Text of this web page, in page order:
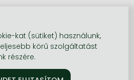
kat (sütiket) használunk,
körű szolgáltatást
részére.